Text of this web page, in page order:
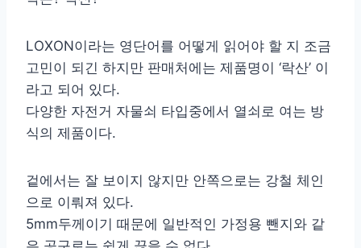
LOXON이라는 영단어를 어떻게 읽어야 할 지 조금
고민이 되긴 하지만 판매처에는 제품명이 ‘락산’ 이
라고 되어 있다.
다양한 자전거 자물쇠 타입중에서 열쇠로 여는 방
식의 제품이다.
겉에서는 잘 보이지 않지만 안쪽으로는 강철 체인
으로 이뤄져 있다.
5mm두께이기 때문에 일반적인 가정용 뺀지와 같